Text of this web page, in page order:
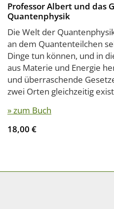
Professor Albert und das
Quantenphysik
Die Welt der
an dem Quantenteilchen
Dinge tun können, und in
aus Materie und Energie
und überraschende
zwei Orten gleichzeitig
» zum Buch
18,00 €